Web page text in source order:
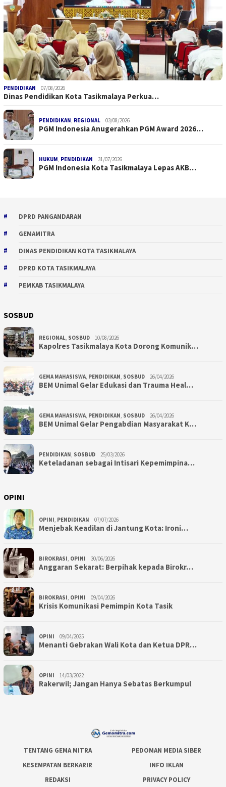
PENDIDIKAN 07/08/2026
Dinas Pendidikan Kota Tasikmalaya Perkua…
PENDIDIKAN, REGIONAL 03/08/2026
PGM Indonesia Anugerahkan PGM Award 2026…
HUKUM, PENDIDIKAN 31/07/2026
PGM Indonesia Kota Tasikmalaya Lepas AKB…
DPRD PANGANDARAN
GEMAMITRA
DINAS PENDIDIKAN KOTA TASIKMALAYA
DPRD KOTA TASIKMALAYA
PEMKAB TASIKMALAYA
SOSBUD
REGIONAL, SOSBUD 10/08/2026
Kapolres Tasikmalaya Kota Dorong Komunik…
GEMA MAHASISWA, PENDIDIKAN, SOSBUD 26/04/2026
BEM Unimal Gelar Edukasi dan Trauma Heal…
GEMA MAHASISWA, PENDIDIKAN, SOSBUD 26/04/2026
BEM Unimal Gelar Pengabdian Masyarakat K…
PENDIDIKAN, SOSBUD 25/03/2026
Keteladanan sebagai Intisari Kepemimpina…
OPINI
OPINI, PENDIDIKAN 07/07/2026
Menjebak Keadilan di Jantung Kota: Ironi…
BIROKRASI, OPINI 30/06/2026
Anggaran Sekarat: Berpihak kepada Birokr…
BIROKRASI, OPINI 09/04/2026
Krisis Komunikasi Pemimpin Kota Tasik
OPINI 09/04/2025
Menanti Gebrakan Wali Kota dan Ketua DPR…
OPINI 14/03/2022
Rakerwil; Jangan Hanya Sebatas Berkumpul
TENTANG GEMA MITRA
PEDOMAN MEDIA SIBER
KESEMPATAN BERKARIR
INFO IKLAN
REDAKSI
PRIVACY POLICY